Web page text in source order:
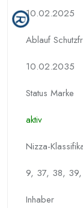
10.02.2025
Ablauf
10.02.2035
Status Marke
aktiv
Nizza-
9, 37, 38,
Inhaber